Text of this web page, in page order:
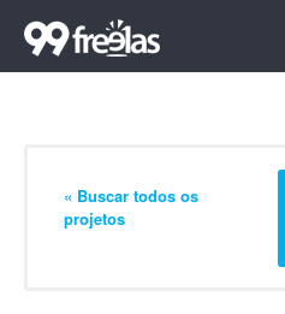
« Buscar todos os
projetos